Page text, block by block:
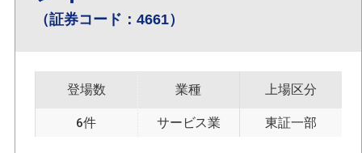
（証券コード：4661）
登場数
6件
業種
サービス業
上場区分
東証一部